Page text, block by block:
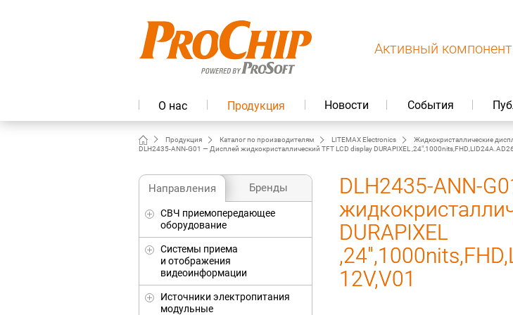
Активный
О нас Продукция Новости События
Продукция Каталог по производителям LITEMAX Electronics Жидкокристаллические
DLH2435-ANN-G01 — Дисплей жидкокристаллический TFT LCD display DURAPIXEL
Направления Бренды
СВЧ приемопередающее
оборудование
Системы приема
и отображения
видеоинформации
Источники электропитания
модульные
DLH2435-ANN-
DURAPIXEL
12V,V01